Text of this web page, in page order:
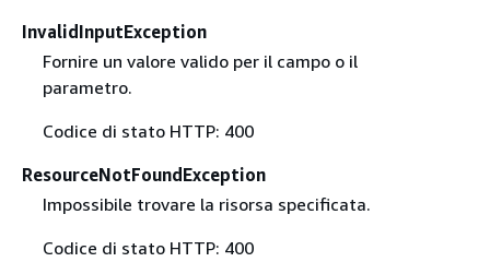
InvalidInputException
Fornire un valore valido per il campo o il
parametro.
Codice di stato HTTP: 400
ResourceNotFoundException
Impossibile trovare la risorsa specificata.
Codice di stato HTTP: 400